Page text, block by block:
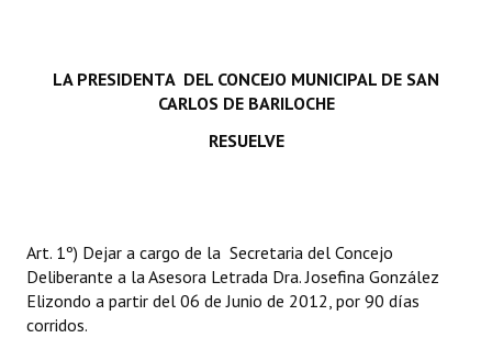
Noticias Destacadas
Audiencias Públicas - Registro
Mujeres que Dejaron Huellas - Registro
LA PRESIDENTA DEL CONCEJO MUNICIPAL DE SAN
CARLOS DE BARILOCHE
RESUELVE
Art. 1º) Dejar a cargo de la Secretaria del Concejo
Deliberante a la Asesora Letrada Dra. Josefina González
Elizondo a partir del 06 de Junio de 2012, por 90 días
corridos.